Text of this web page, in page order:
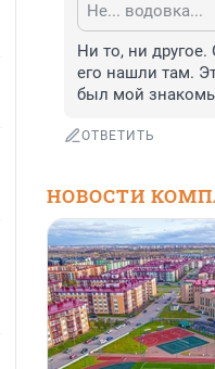
Не... водовка...
Ни то, ни другое.
его нашли там.
был мой
ОТВЕТИТЬ
НОВОСТИ